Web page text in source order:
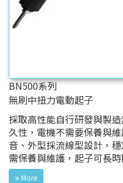
BN500系列
無刷中扭力電動起子
採取高性能自行研發與製
久性，電機不需要保養與
音、外型採流線型設計，
需保養與維護，起子可長
More